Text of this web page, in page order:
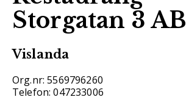
Storgatan 3 AB
Vislanda
Org.nr: 5569796260
Telefon: 047233006